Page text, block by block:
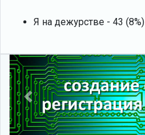
Я на дежурстве - 43 (8%)
Previous